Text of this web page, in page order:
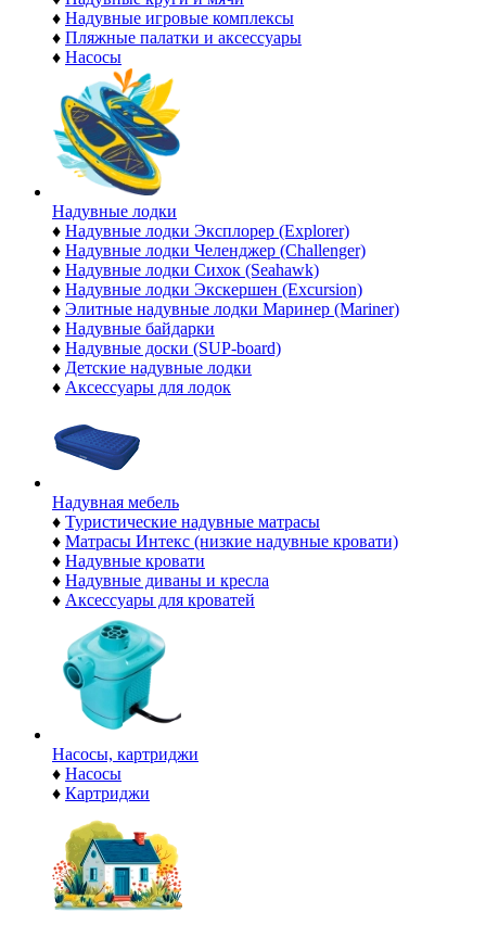
♦ Надувные игровые комплексы
♦ Пляжные палатки и аксессуары
♦ Насосы
Надувные лодки
♦ Надувные лодки Эксплорер (Explorer)
♦ Надувные лодки Челенджер (Challenger)
♦ Надувные лодки Сихок (Seahawk)
♦ Надувные лодки Экскершен (Excursion)
♦ Элитные надувные лодки Маринер (Mariner)
♦ Надувные байдарки
♦ Надувные доски (SUP-board)
♦ Детские надувные лодки
♦ Аксессуары для лодок
Надувная мебель
♦ Туристические надувные матрасы
♦ Матрасы Интекс (низкие надувные кровати)
♦ Надувные кровати
♦ Надувные диваны и кресла
♦ Аксессуары для кроватей
Насосы, картриджи
♦ Насосы
♦ Картриджи